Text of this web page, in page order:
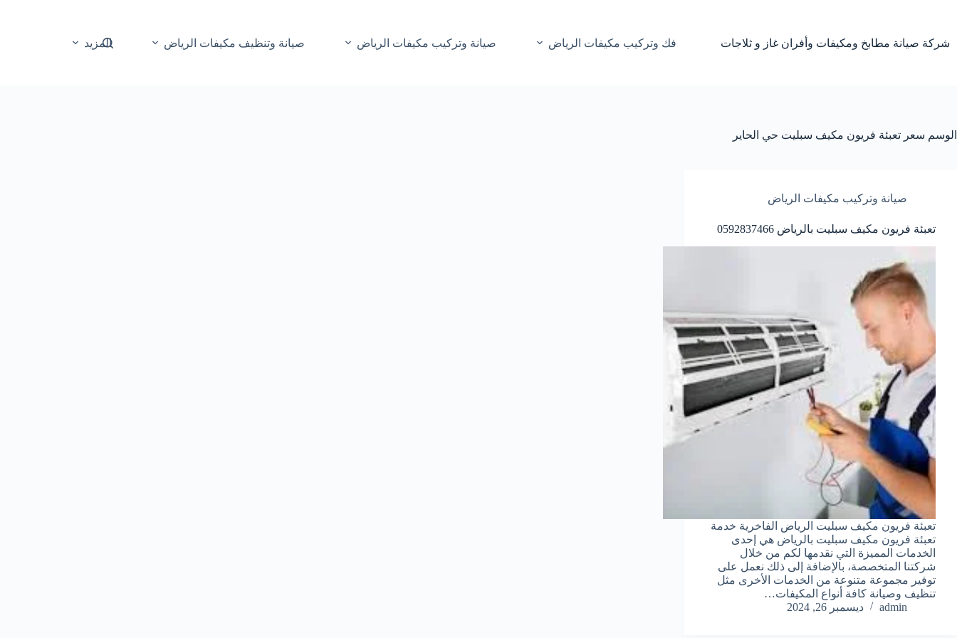
شركة صيانة مطابخ ومكيفات وأفران غاز و ثلاجات فك وتركيب مكيفات الرياض صيانة وتركيب مكيفات الرياض صيانة وتنظيف مكيفات الرياض المزيد
الوسم سعر تعبئة فريون مكيف سبليت حي الحاير
صيانة وتركيب مكيفات الرياض
تعبئة فريون مكيف سبليت بالرياض 0592837466
تعبئة فريون مكيف سبليت الرياض الفاخرية خدمة
تعبئة فريون مكيف سبليت بالرياض هي إحدى
الخدمات المميزة التي نقدمها لكم من خلال
شركتنا المتخصصة، بالإضافة إلى ذلك نعمل على
توفير مجموعة متنوعة من الخدمات الأخرى مثل
تنظيف وصيانة كافة أنواع المكيفات…
admin
ديسمبر 26, 2024